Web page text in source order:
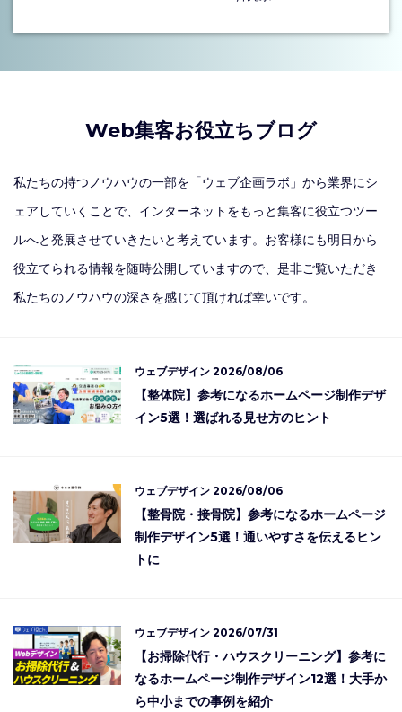
Web集客お役立ちブログ
私たちの持つノウハウの一部を「ウェブ企画ラボ」から業界にシ
ェアしていくことで、インターネットをもっと集客に役立つツー
ルへと発展させていきたいと考えています。お客様にも明日から
役立てられる情報を随時公開していますので、是非ご覧いただき
私たちのノウハウの深さを感じて頂ければ幸いです。
ウェブデザイン 2026/08/06
【整体院】参考になるホームページ制作デザ
イン5選！選ばれる見せ方のヒント
ウェブデザイン 2026/08/06
【整骨院・接骨院】参考になるホームページ
制作デザイン5選！通いやすさを伝えるヒン
トに
ウェブデザイン 2026/07/31
【お掃除代行・ハウスクリーニング】参考に
なるホームページ制作デザイン12選！大手か
ら中小までの事例を紹介